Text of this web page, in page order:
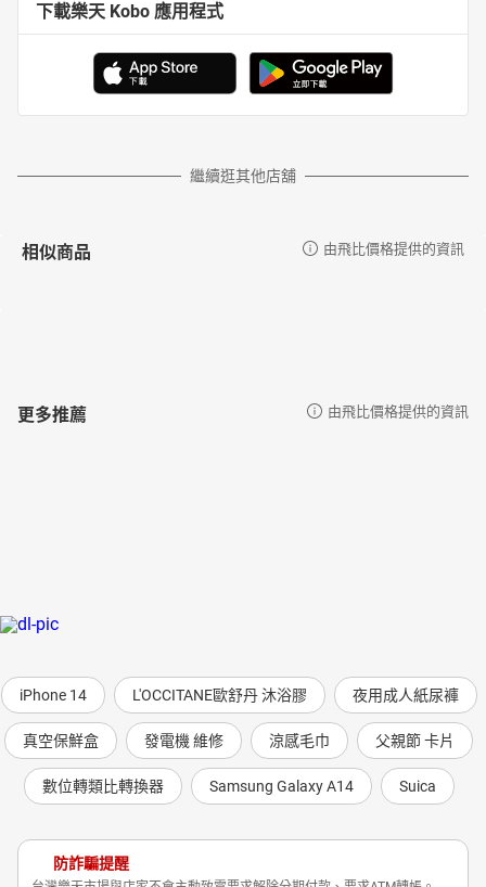
下載樂天 Kobo 應用程式
繼續逛其他店舖
相似商品 由飛比價格提供的資訊
更多推薦 由飛比價格提供的資訊
iPhone 14 L'OCCITANE歐舒丹 沐浴膠 夜用成人紙尿褲
真空保鮮盒 發電機 維修 涼感毛巾 父親節 卡片
數位轉類比轉換器 Samsung Galaxy A14 Suica
防詐騙提醒